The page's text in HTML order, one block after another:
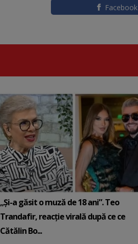
Facebook
„Și-a găsit o muză de 18 ani”. Teo
Trandafir, reacție virală după ce ce
Cătălin Bo...